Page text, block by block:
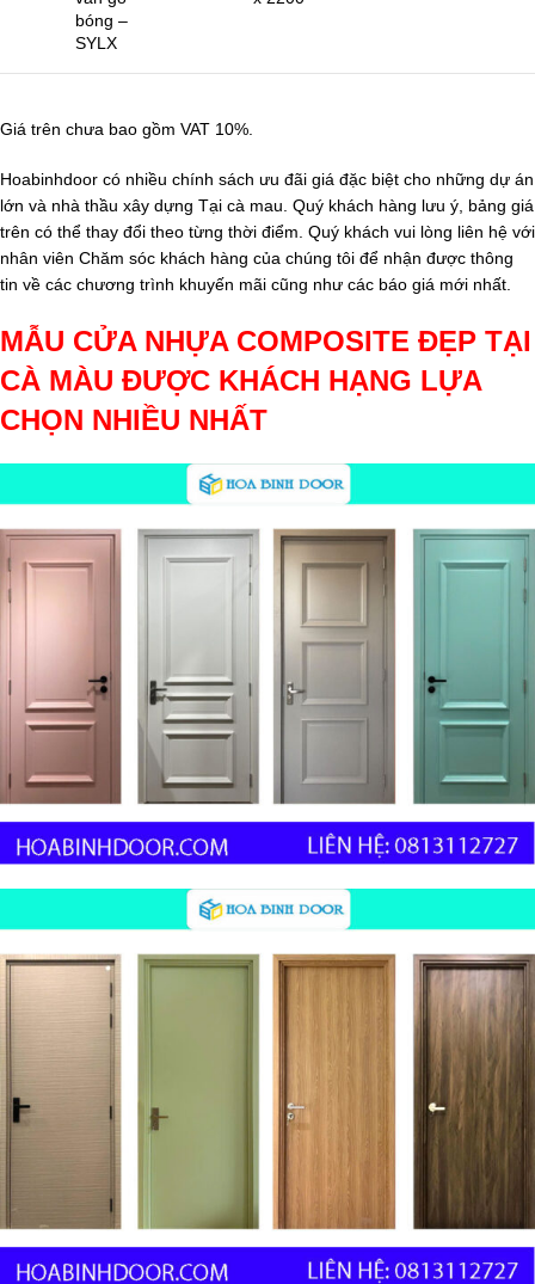
bóng –
SYLX
Giá trên chưa bao gồm VAT 10%.
Hoabinhdoor có nhiều chính sách ưu đãi giá đặc biệt cho những dự án
lớn và nhà thầu xây dựng Tại cà mau. Quý khách hàng lưu ý, bảng giá
trên có thể thay đổi theo từng thời điểm. Quý khách vui lòng liên hệ với
nhân viên Chăm sóc khách hàng của chúng tôi để nhận được thông
tin về các chương trình khuyến mãi cũng như các báo giá mới nhất.
MẪU CỬA NHỰA COMPOSITE ĐẸP TẠI
CÀ MÀU ĐƯỢC KHÁCH HẠNG LỰA
CHỌN NHIỀU NHẤT